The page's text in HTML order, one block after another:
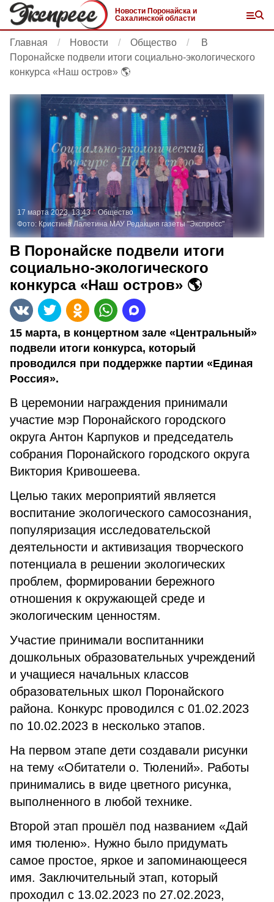
Новости Поронайска и
Сахалинской области
Главная Новости Общество
В
Поронайске подвели итоги социально-экологического
конкурса «Наш остров» 🌎
17 марта 2023, 13:43
Общество
Фото: Кристина Лалетина МАУ Редакция газеты "Экспресс"
В Поронайске подвели итоги
социально-экологического
конкурса «Наш остров» 🌎
15 марта, в концертном зале «Центральный»
подвели итоги конкурса, который
проводился при поддержке партии «Единая
Россия».
В церемонии награждения принимали
участие мэр Поронайского городского
округа Антон Карпуков и председатель
собрания Поронайского городского округа
Виктория Кривошеева.
Целью таких мероприятий является
воспитание экологического самосознания,
популяризация исследовательской
деятельности и активизация творческого
потенциала в решении экологических
проблем, формировании бережного
отношения к окружающей среде и
экологическим ценностям.
Участие принимали воспитанники
дошкольных образовательных учреждений
и учащиеся начальных классов
образовательных школ Поронайского
района. Конкурс проводился с 01.02.2023
по 10.02.2023 в несколько этапов.
На первом этапе дети создавали рисунки
на тему «Обитатели о. Тюлений». Работы
принимались в виде цветного рисунка,
выполненного в любой технике.
Второй этап прошёл под названием «Дай
имя тюленю». Нужно было придумать
самое простое, яркое и запоминающееся
имя. Заключительный этап, который
проходил с 13.02.2023 по 27.02.2023,